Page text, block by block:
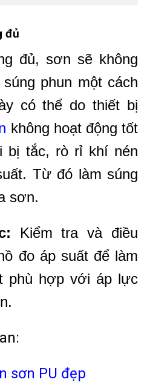
đủ
đủ, sơn sẽ không
phun một cách
có thể do thiết bị
không hoạt động tốt
bị tắc, rò rỉ khí nén
Từ đó làm súng
sơn.
Kiểm tra và điều
đo áp suất để làm
phù hợp với áp lực
sơn PU đẹp